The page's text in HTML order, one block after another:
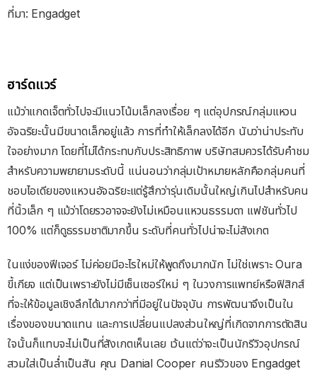
ที่มา: Engadget
ฮาร์ดแวร์
แม้ว่าแกดเจ็ตทั่วไปจะมีแนวโน้มเล็กลงเรื่อย ๆ แต่อุปกรณ์กลุ่มแหวน
อัจฉริยะนั้นมีขนาดเล็กอยู่แล้ว การที่ทำให้เล็กลงได้อีก นับว่าน่าประทับ
ใจอย่างมาก โดยที่ไม่ได้กระทบกับประสิทธิภาพ บริษัทสมควรได้รับคำชม
สำหรับความพยายามระดับนี้ แน่นอนว่ากลุ่มเป้าหมายหลักคือกลุ่มคนที่
ชอบไอเดียของแหวนอัจฉริยะแต่รู้สึกว่ารุ่นเดิมนั้นใหญ่เกินไปสำหรับคน
ที่นิ้วเล็ก ๆ แม้ว่าโดยรวอาจจะยังไม่เหมือนแหวนธรรมดา แฟชันทั่วไป
100% แต่ก็ดูธรรมชาติมากขึ้น ระดับที่คนทั่วไปน่าจะไม่สังเกต
ในแง่ของฟีเจอร์ ไม่ค่อยมีอะไรใหม่ให้พูดถึงมากนัก ไม่ใช่เพราะ Oura
ขี้เกียจ แต่เป็นเพราะยังไม่มีเซ็นเซอร์ใหม่ ๆ ในวงการแพทย์หรือฟิสิกส์
ที่จะให้ข้อมูลเชิงลึกได้มากกว่าที่มีอยู่ในปัจจุบัน การพัฒนาจึงเป็นใน
เรื่องของขนาดแทน และการเปลี่ยนแปลงส่วนใหญ่ที่เกิดจากการตัดสิน
ใจนั้นก็แทบจะไม่เป็นที่สังเกตเห็นเลย เว้นแต่ว่าจะเป็นนักรีวิวอุปกรณ์
สวมใส่เป็นล่ำเป็นสัน คุณ Danial Cooper คนรีวิวของ Engadget